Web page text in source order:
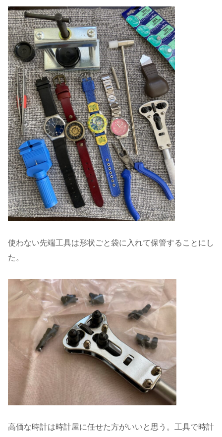
使わない先端工具は形状ごと袋に入れて保管することにし
た。
高価な時計は時計屋に任せた方がいいと思う。工具で時計